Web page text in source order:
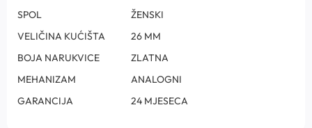
SPOL
ŽENSKI
VELIČINA KUĆIŠTA
26 MM
BOJA NARUKVICE
ZLATNA
MEHANIZAM
ANALOGNI
GARANCIJA
24 MJESECA